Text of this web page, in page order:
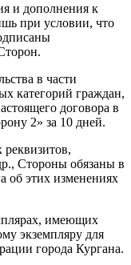
и дополнения к
при условии, что
в части
категорий граждан,
договора в
2» за 10 дней.
реквизитов,
Стороны обязаны в
об этих изменениях
имеющих
экземпляру для
города Кургана.